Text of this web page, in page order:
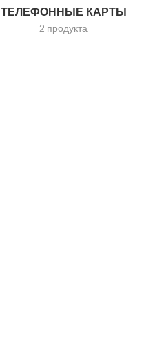
ТЕЛЕФОННЫЕ КАРТЫ
2 продукта